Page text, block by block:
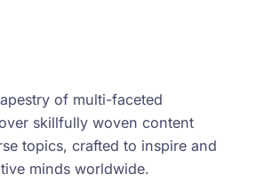
of multi-faceted
skillfully woven content
topics, crafted to inspire and
minds worldwide.